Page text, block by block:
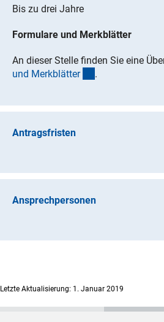
Bis zu drei Jahre
Formulare und Merkblätter
An dieser Stelle finden Sie eine
und Merkblätter (interner Link)
.
Antragsfristen
Ansprechpersonen
Letzte Aktualisierung: 1. Januar 2019